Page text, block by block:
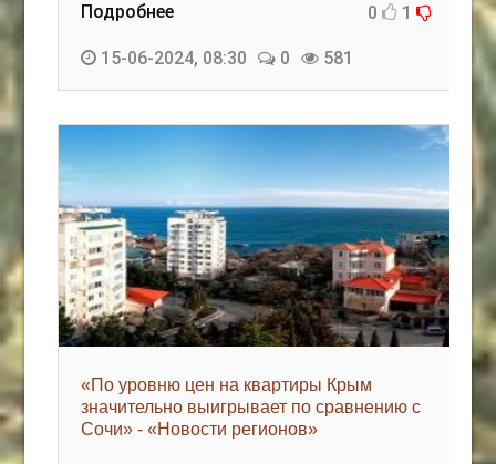
Подробнее 0 1
15-06-2024, 08:30 0 581
«По уровню цен на квартиры Крым
значительно выигрывает по сравнению с
Сочи» - «Новости регионов»